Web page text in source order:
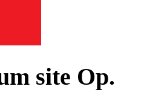
site Op.